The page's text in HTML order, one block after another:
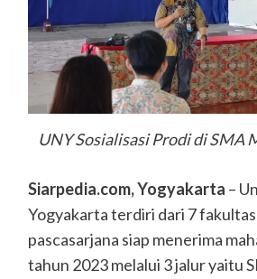
UNY Sosialisasi Prodi di SMA
Siarpedia.com, Yogyakarta –
Yogyakarta terdiri dari 7
pascasarjana siap menerima
tahun 2023 melalui 3 jalur yaitu